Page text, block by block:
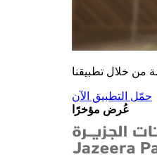
من خلال تطبيقنا
حمّل التطبيق الآن
عُرض مؤخرًا